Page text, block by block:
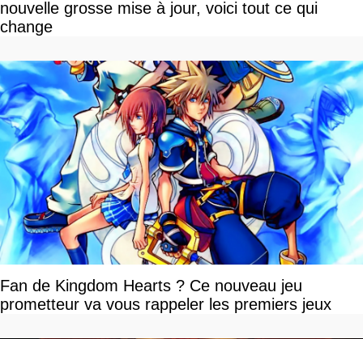
nouvelle grosse mise à jour, voici tout ce qui
change
Fan de Kingdom Hearts ? Ce nouveau jeu
prometteur va vous rappeler les premiers jeux